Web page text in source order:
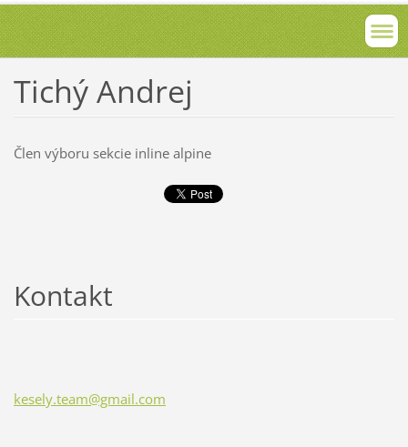
Tichý Andrej
Člen výboru sekcie inline alpine
Kontakt
kesely.team@gmail.com